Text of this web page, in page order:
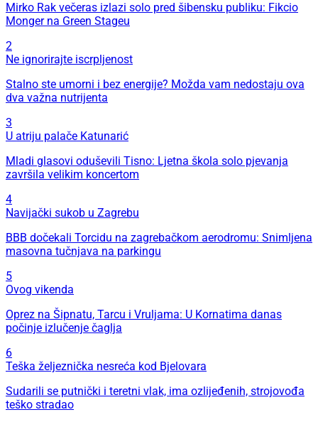
Mirko Rak večeras izlazi solo pred šibensku publiku: Fikcio
Monger na Green Stageu
2
Ne ignorirajte iscrpljenost
Stalno ste umorni i bez energije? Možda vam nedostaju ova
dva važna nutrijenta
3
U atriju palače Katunarić
Mladi glasovi oduševili Tisno: Ljetna škola solo pjevanja
završila velikim koncertom
4
Navijački sukob u Zagrebu
BBB dočekali Torcidu na zagrebačkom aerodromu: Snimljena
masovna tučnjava na parkingu
5
Ovog vikenda
Oprez na Šipnatu, Tarcu i Vruljama: U Kornatima danas
počinje izlučenje čaglja
6
Teška željeznička nesreća kod Bjelovara
Sudarili se putnički i teretni vlak, ima ozlijeđenih, strojovođa
teško stradao